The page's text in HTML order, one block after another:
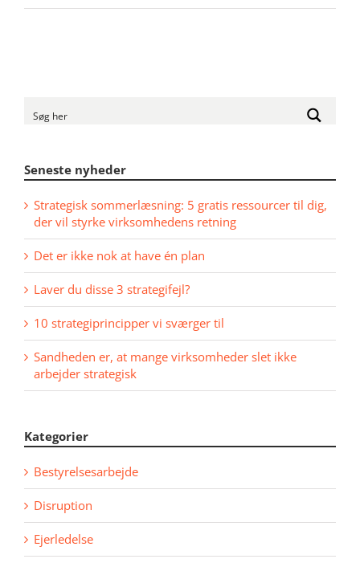
Seneste nyheder
Strategisk sommerlæsning: 5 gratis ressourcer til dig,
der vil styrke virksomhedens retning
Det er ikke nok at have én plan
Laver du disse 3 strategifejl?
10 strategiprincipper vi sværger til
Sandheden er, at mange virksomheder slet ikke
arbejder strategisk
Kategorier
Bestyrelsesarbejde
Disruption
Ejerledelse